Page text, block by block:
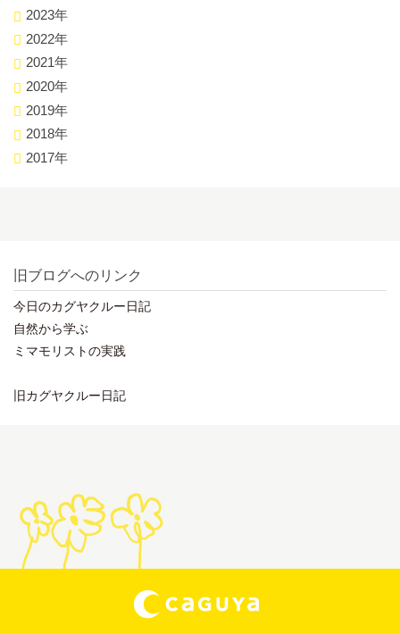
2023年
2022年
2021年
2020年
2019年
2018年
2017年
旧ブログへのリンク
今日のカグヤクルー日記
自然から学ぶ
ミマモリストの実践
旧カグヤクルー日記